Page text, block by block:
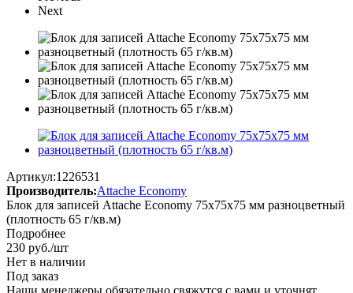
Next
Артикул:1226531
Производитель:Attache Economy
Блок для записей Attache Economy 75x75x75 мм разноцветный
(плотность 65 г/кв.м)
Подробнее
230 руб./шт
Нет в наличии
Под заказ
Наши менеджеры обязательно свяжутся с вами и уточнят